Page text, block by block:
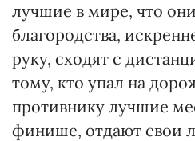
лучшие в мире, что
благородства,
руку, сходят с
тому, кто упал на
противнику лучшие
финише, отдают свои